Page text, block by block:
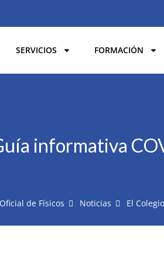
SERVICIOS FORMACIÓN
informativa
de Físicos Noticias El Colegio